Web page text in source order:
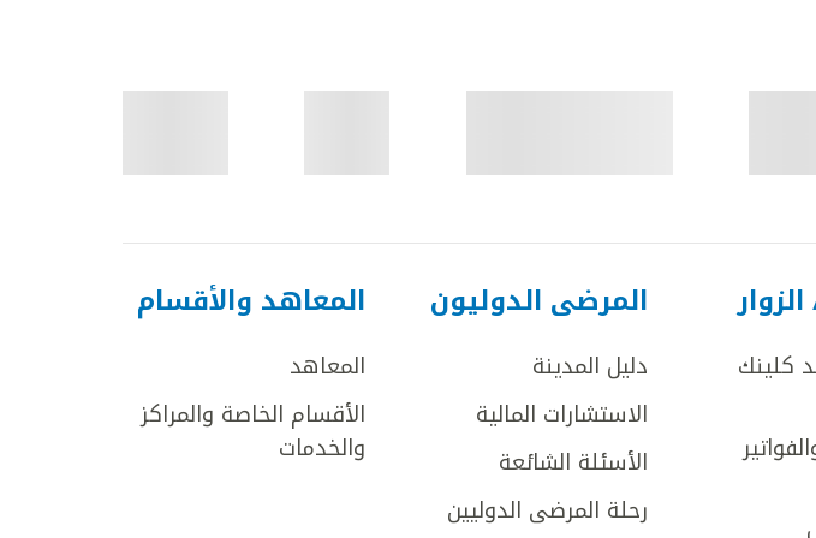
كلينك
المرضى الدوليون
دليل المدينة
الاستشارات المالية
الأسئلة الشائعة
رحلة المرضى الدوليين
المعاهد والأقسام
المعاهد
الأقسام الخاصة والمراكز
والخدمات